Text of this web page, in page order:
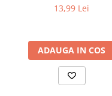
13,99 Lei
ADAUGA IN COS